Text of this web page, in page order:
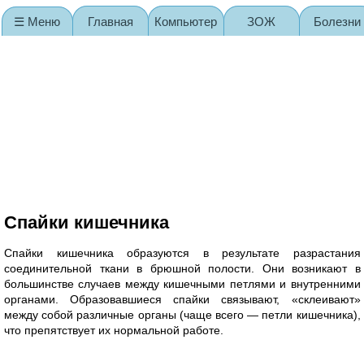
Спайки кишечника
Спайки кишечника образуются в результате разрастания
соединительной ткани в брюшной полости. Они возникают в
большинстве случаев между кишечными петлями и внутренними
органами. Образовавшиеся спайки связывают, «склеивают»
между собой различные органы (чаще всего — петли кишечника),
что препятствует их нормальной работе.
☰ Меню Главная Компьютер ЗОЖ Болезни